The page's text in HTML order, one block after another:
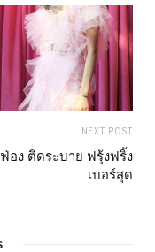
NEXT POST
อง ติดระบาย ฟรุ้งฟริ้ง
เบอร์สุด